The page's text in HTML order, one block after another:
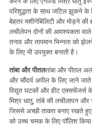
परिशुद्धता के साथ जटिल झुकने के
बेहतर मशीनेबिलिटी और मोड़ने
लचीलेपन दोनों की आवश्यकता
तनाव और तापमान भिन्नता को
के लिए भी उपयुक्त बनाती है।
तांबा और पीतलतांबा और पीतल
और सौंदर्य अपील के लिए जाने जाते
विद्युत घटकों और हीट एक्सचेंजर्स
मिश्र धातु, तांबे की लचीलापन
जिससे अच्छी ताकत बनाए रखते
को उच्च चमक के लिए पॉलिश